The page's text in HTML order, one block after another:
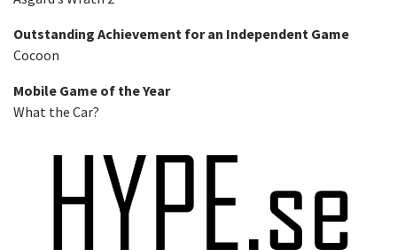
Outstanding Achievement for an Independent Game
Cocoon
Mobile Game of the Year
What the Car?